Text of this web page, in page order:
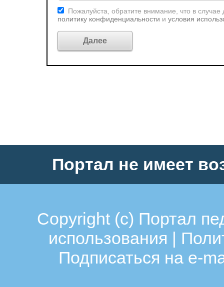
Пожалуйста, обратите внимание, что в
политику конфиденциальности и условия
Портал не имеет
Copyright (c) Портал
использования |
Подписаться на e-